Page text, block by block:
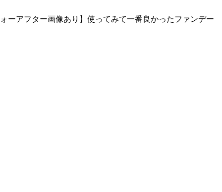
ーアフター画像あり】使ってみて一番良かったファンデー